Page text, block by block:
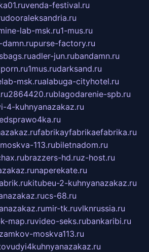
venda-festival.ru
dooraleksandria.ru
lab-msk.ru1-mus.ru
damn.rupurse-factory.ru
adler-jun.rubandamn.ru
1mus.rudarksand.ru
msk.rualabuga-cityhotel.ru
2864420.rublagodarenie-spb.ru
4-kuhnyanazakaz.ru
fabrikayfabrikaefabrika.ru
113.rubiletnadom.ru
brazzers-hd.ruz-host.ru
naperekate.ru
kitubeu-2-kuhnyanazakaz.ru
cs-68.ru
mir-tk.ruvlknrussia.ru
map.ruvideo-seks.rubankaribi.ru
moskva113.ru